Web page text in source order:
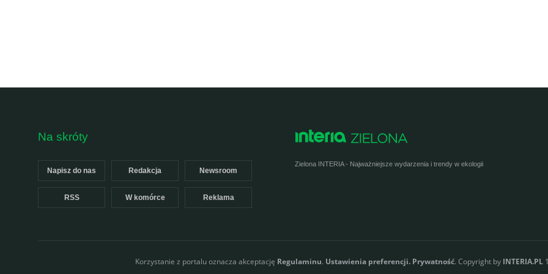
Na skróty
Napisz do nas Redakcja Newsroom
RSS W komórce Reklama
Zielona INTERIA - Najważniejsze wydarzenia i trendy w ekologii
Korzystanie z portalu oznacza akceptację Regulaminu. Ustawienia preferencji. Prywatność. Copyright by INTERIA.PL